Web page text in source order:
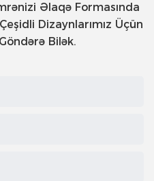
Əlaqə Formasında
Dizaynlarımız Üçün
Bilək.